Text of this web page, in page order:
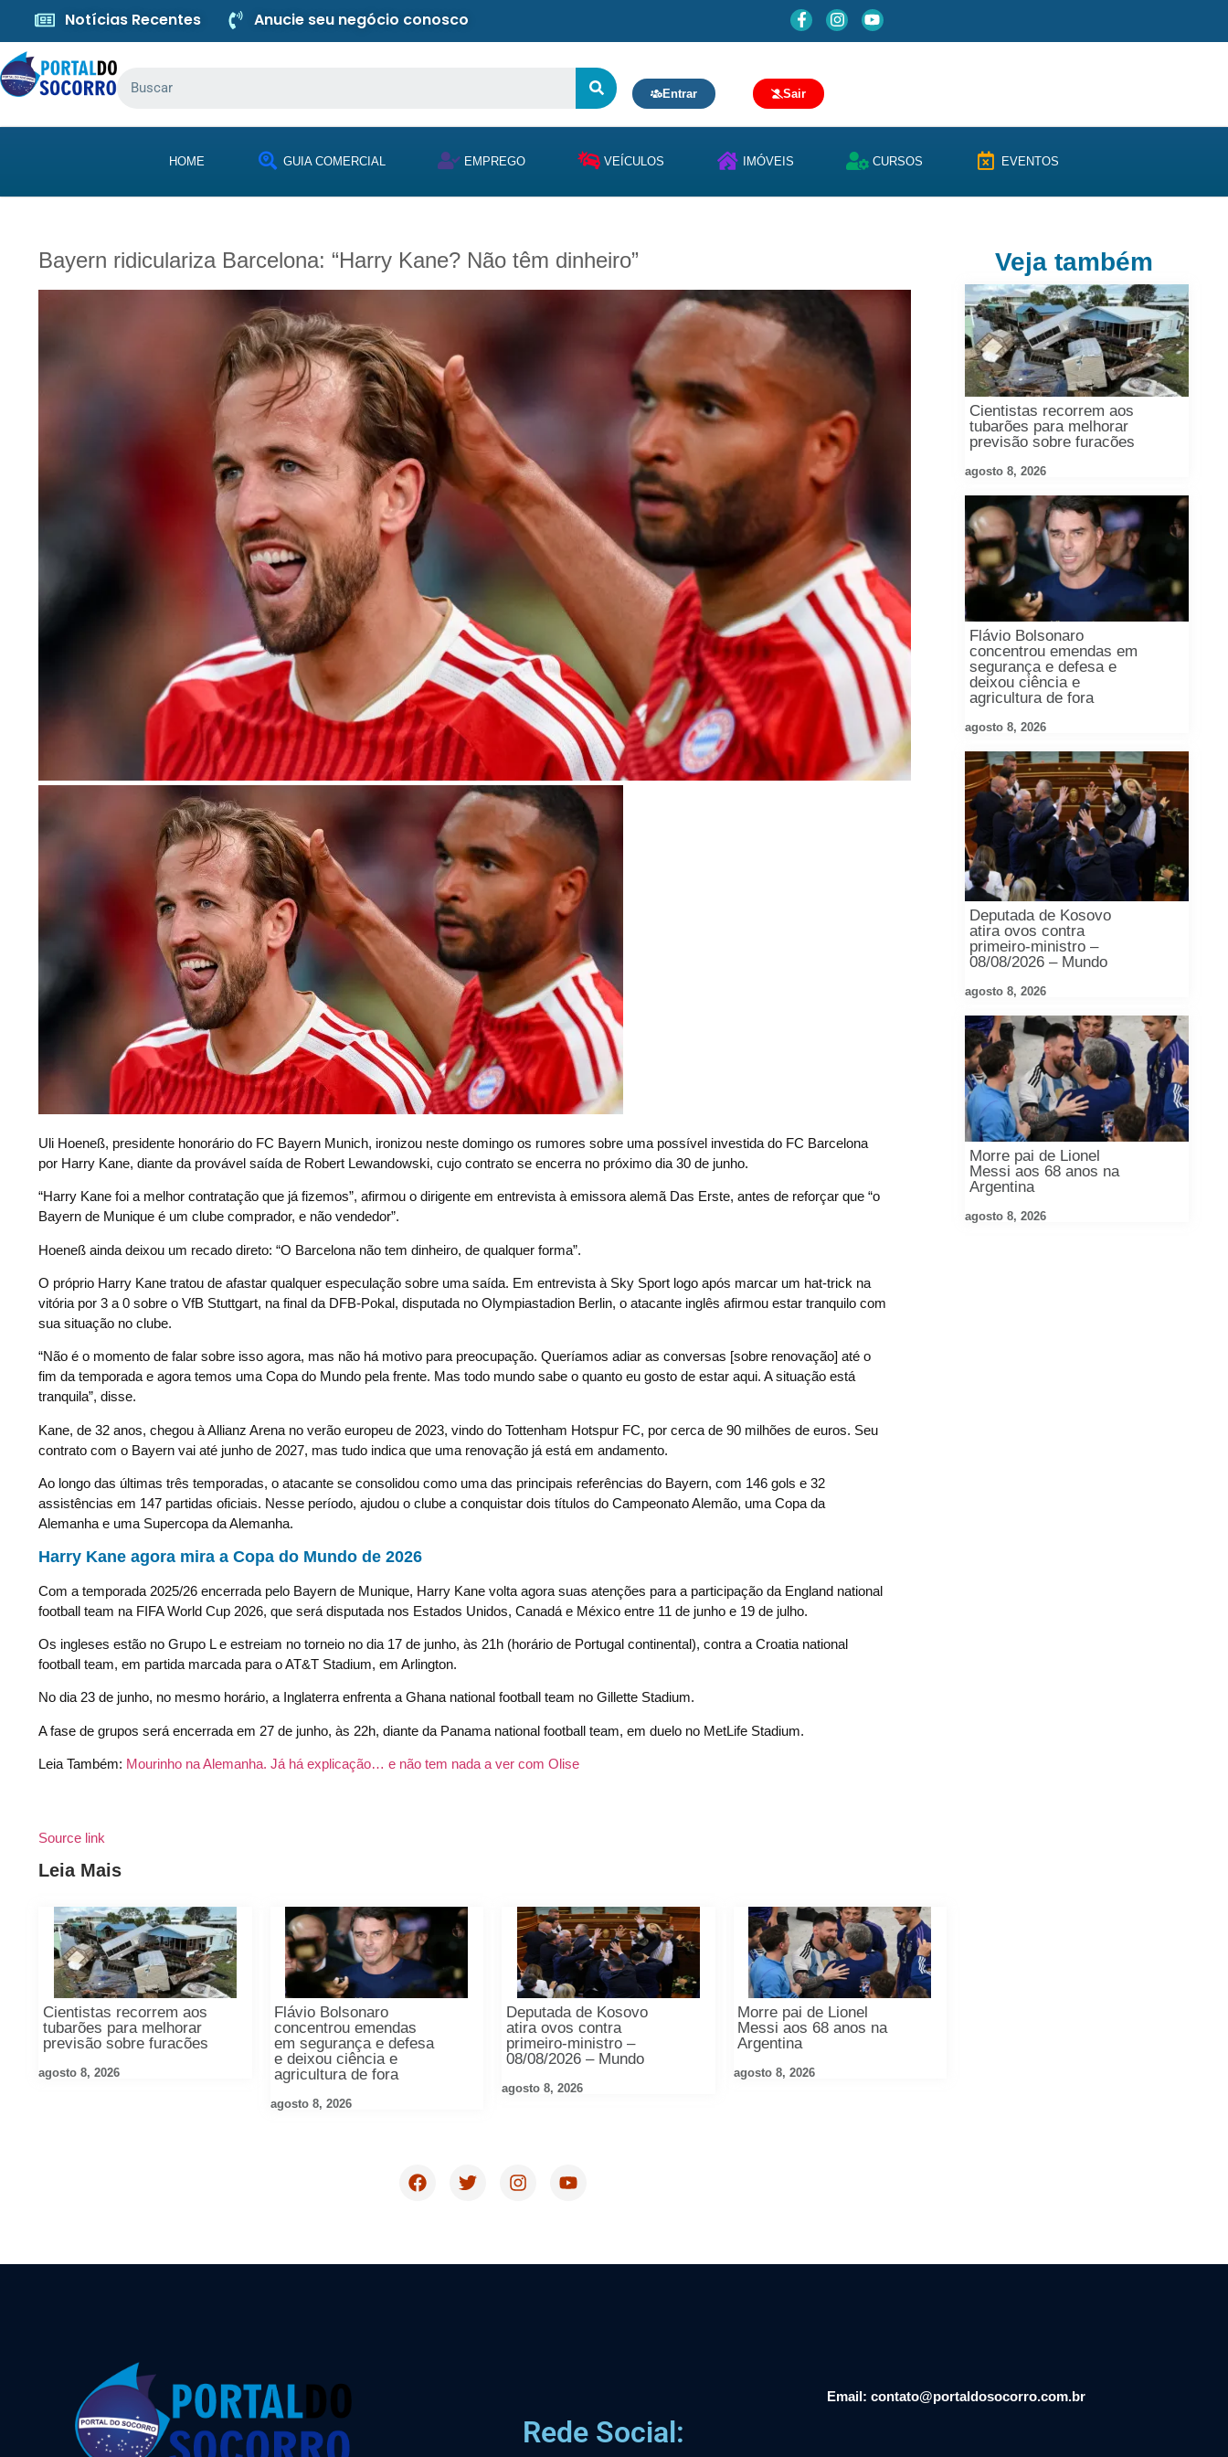
Notícias Recentes Anucie seu negócio conosco
Entrar Sair
HOME GUIA COMERCIAL EMPREGO VEÍCULOS IMÓVEIS CURSOS EVENTOS
Bayern ridiculariza Barcelona: “Harry Kane? Não têm dinheiro”
Uli Hoeneß, presidente honorário do FC Bayern Munich, ironizou neste domingo os rumores sobre uma possível investida do FC Barcelona
por Harry Kane, diante da provável saída de Robert Lewandowski, cujo contrato se encerra no próximo dia 30 de junho.
“Harry Kane foi a melhor contratação que já fizemos”, afirmou o dirigente em entrevista à emissora alemã Das Erste, antes de reforçar que “o
Bayern de Munique é um clube comprador, e não vendedor”.
Hoeneß ainda deixou um recado direto: “O Barcelona não tem dinheiro, de qualquer forma”.
O próprio Harry Kane tratou de afastar qualquer especulação sobre uma saída. Em entrevista à Sky Sport logo após marcar um hat-trick na
vitória por 3 a 0 sobre o VfB Stuttgart, na final da DFB-Pokal, disputada no Olympiastadion Berlin, o atacante inglês afirmou estar tranquilo com
sua situação no clube.
“Não é o momento de falar sobre isso agora, mas não há motivo para preocupação. Queríamos adiar as conversas [sobre renovação] até o
fim da temporada e agora temos uma Copa do Mundo pela frente. Mas todo mundo sabe o quanto eu gosto de estar aqui. A situação está
tranquila”, disse.
Kane, de 32 anos, chegou à Allianz Arena no verão europeu de 2023, vindo do Tottenham Hotspur FC, por cerca de 90 milhões de euros. Seu
contrato com o Bayern vai até junho de 2027, mas tudo indica que uma renovação já está em andamento.
Ao longo das últimas três temporadas, o atacante se consolidou como uma das principais referências do Bayern, com 146 gols e 32
assistências em 147 partidas oficiais. Nesse período, ajudou o clube a conquistar dois títulos do Campeonato Alemão, uma Copa da
Alemanha e uma Supercopa da Alemanha.
Harry Kane agora mira a Copa do Mundo de 2026
Com a temporada 2025/26 encerrada pelo Bayern de Munique, Harry Kane volta agora suas atenções para a participação da England national
football team na FIFA World Cup 2026, que será disputada nos Estados Unidos, Canadá e México entre 11 de junho e 19 de julho.
Os ingleses estão no Grupo L e estreiam no torneio no dia 17 de junho, às 21h (horário de Portugal continental), contra a Croatia national
football team, em partida marcada para o AT&T Stadium, em Arlington.
No dia 23 de junho, no mesmo horário, a Inglaterra enfrenta a Ghana national football team no Gillette Stadium.
A fase de grupos será encerrada em 27 de junho, às 22h, diante da Panama national football team, em duelo no MetLife Stadium.
Leia Também: Mourinho na Alemanha. Já há explicação… e não tem nada a ver com Olise
Source link
Leia Mais
Cientistas recorrem aos
tubarões para melhorar
previsão sobre furacões
agosto 8, 2026
Flávio Bolsonaro
concentrou emendas
em segurança e defesa
e deixou ciência e
agricultura de fora
agosto 8, 2026
Deputada de Kosovo
atira ovos contra
primeiro-ministro –
08/08/2026 – Mundo
agosto 8, 2026
Morre pai de Lionel
Messi aos 68 anos na
Argentina
agosto 8, 2026
Veja também
Cientistas recorrem aos
tubarões para melhorar
previsão sobre furacões
agosto 8, 2026
Flávio Bolsonaro
concentrou emendas em
segurança e defesa e
deixou ciência e
agricultura de fora
agosto 8, 2026
Deputada de Kosovo
atira ovos contra
primeiro-ministro –
08/08/2026 – Mundo
agosto 8, 2026
Morre pai de Lionel
Messi aos 68 anos na
Argentina
agosto 8, 2026
Rede Social:
Email: contato@portaldosocorro.com.br